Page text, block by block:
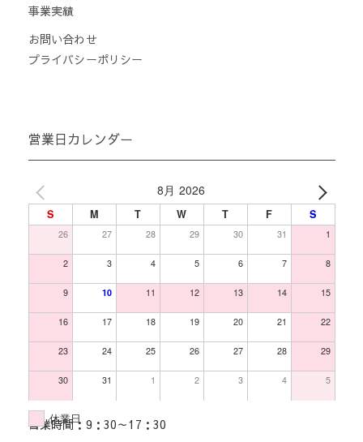
事業実績
お問い合わせ
プライバシーポリシー
営業日カレンダー
8月 2026
S M T W T F S
26 27 28 29 30 31 1
2 3 4 5 6 7 8
9 10 11 12 13 14 15
16 17 18 19 20 21 22
23 24 25 26 27 28 29
30 31 1 2 3 4 5
休業日
営業時間：9：30～17：30